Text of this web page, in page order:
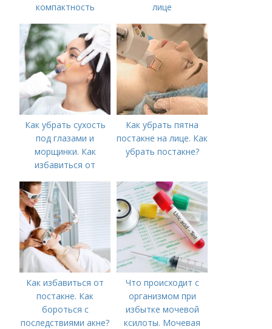
компактность
лице
Как убрать сухость
под глазами и
морщинки. Как
избавиться от
косметологические
процедуры
Как убрать пятна
постакне на лице. Как
убрать постакне?
Как избавиться от
постакне. Как
бороться с
последствиями акне?
Что происходит с
организмом при
избытке мочевой
ксилоты. Мочевая